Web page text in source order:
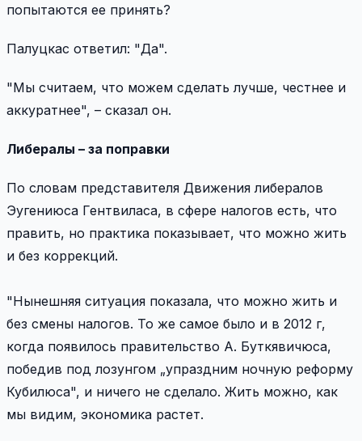
попытаются ее принять?
Палуцкас ответил: "Да".
"Мы считаем, что можем сделать лучше, честнее и
аккуратнее", – сказал он.
Либералы – за поправки
По словам представителя Движения либералов
Эугениюса Гентвиласа, в сфере налогов есть, что
править, но практика показывает, что можно жить
и без коррекций.
"Нынешняя ситуация показала, что можно жить и
без смены налогов. То же самое было и в 2012 г,
когда появилось правительство А. Буткявичюса,
победив под лозунгом „упраздним ночную реформу
Кубилюса", и ничего не сделало. Жить можно, как
мы видим, экономика растет.